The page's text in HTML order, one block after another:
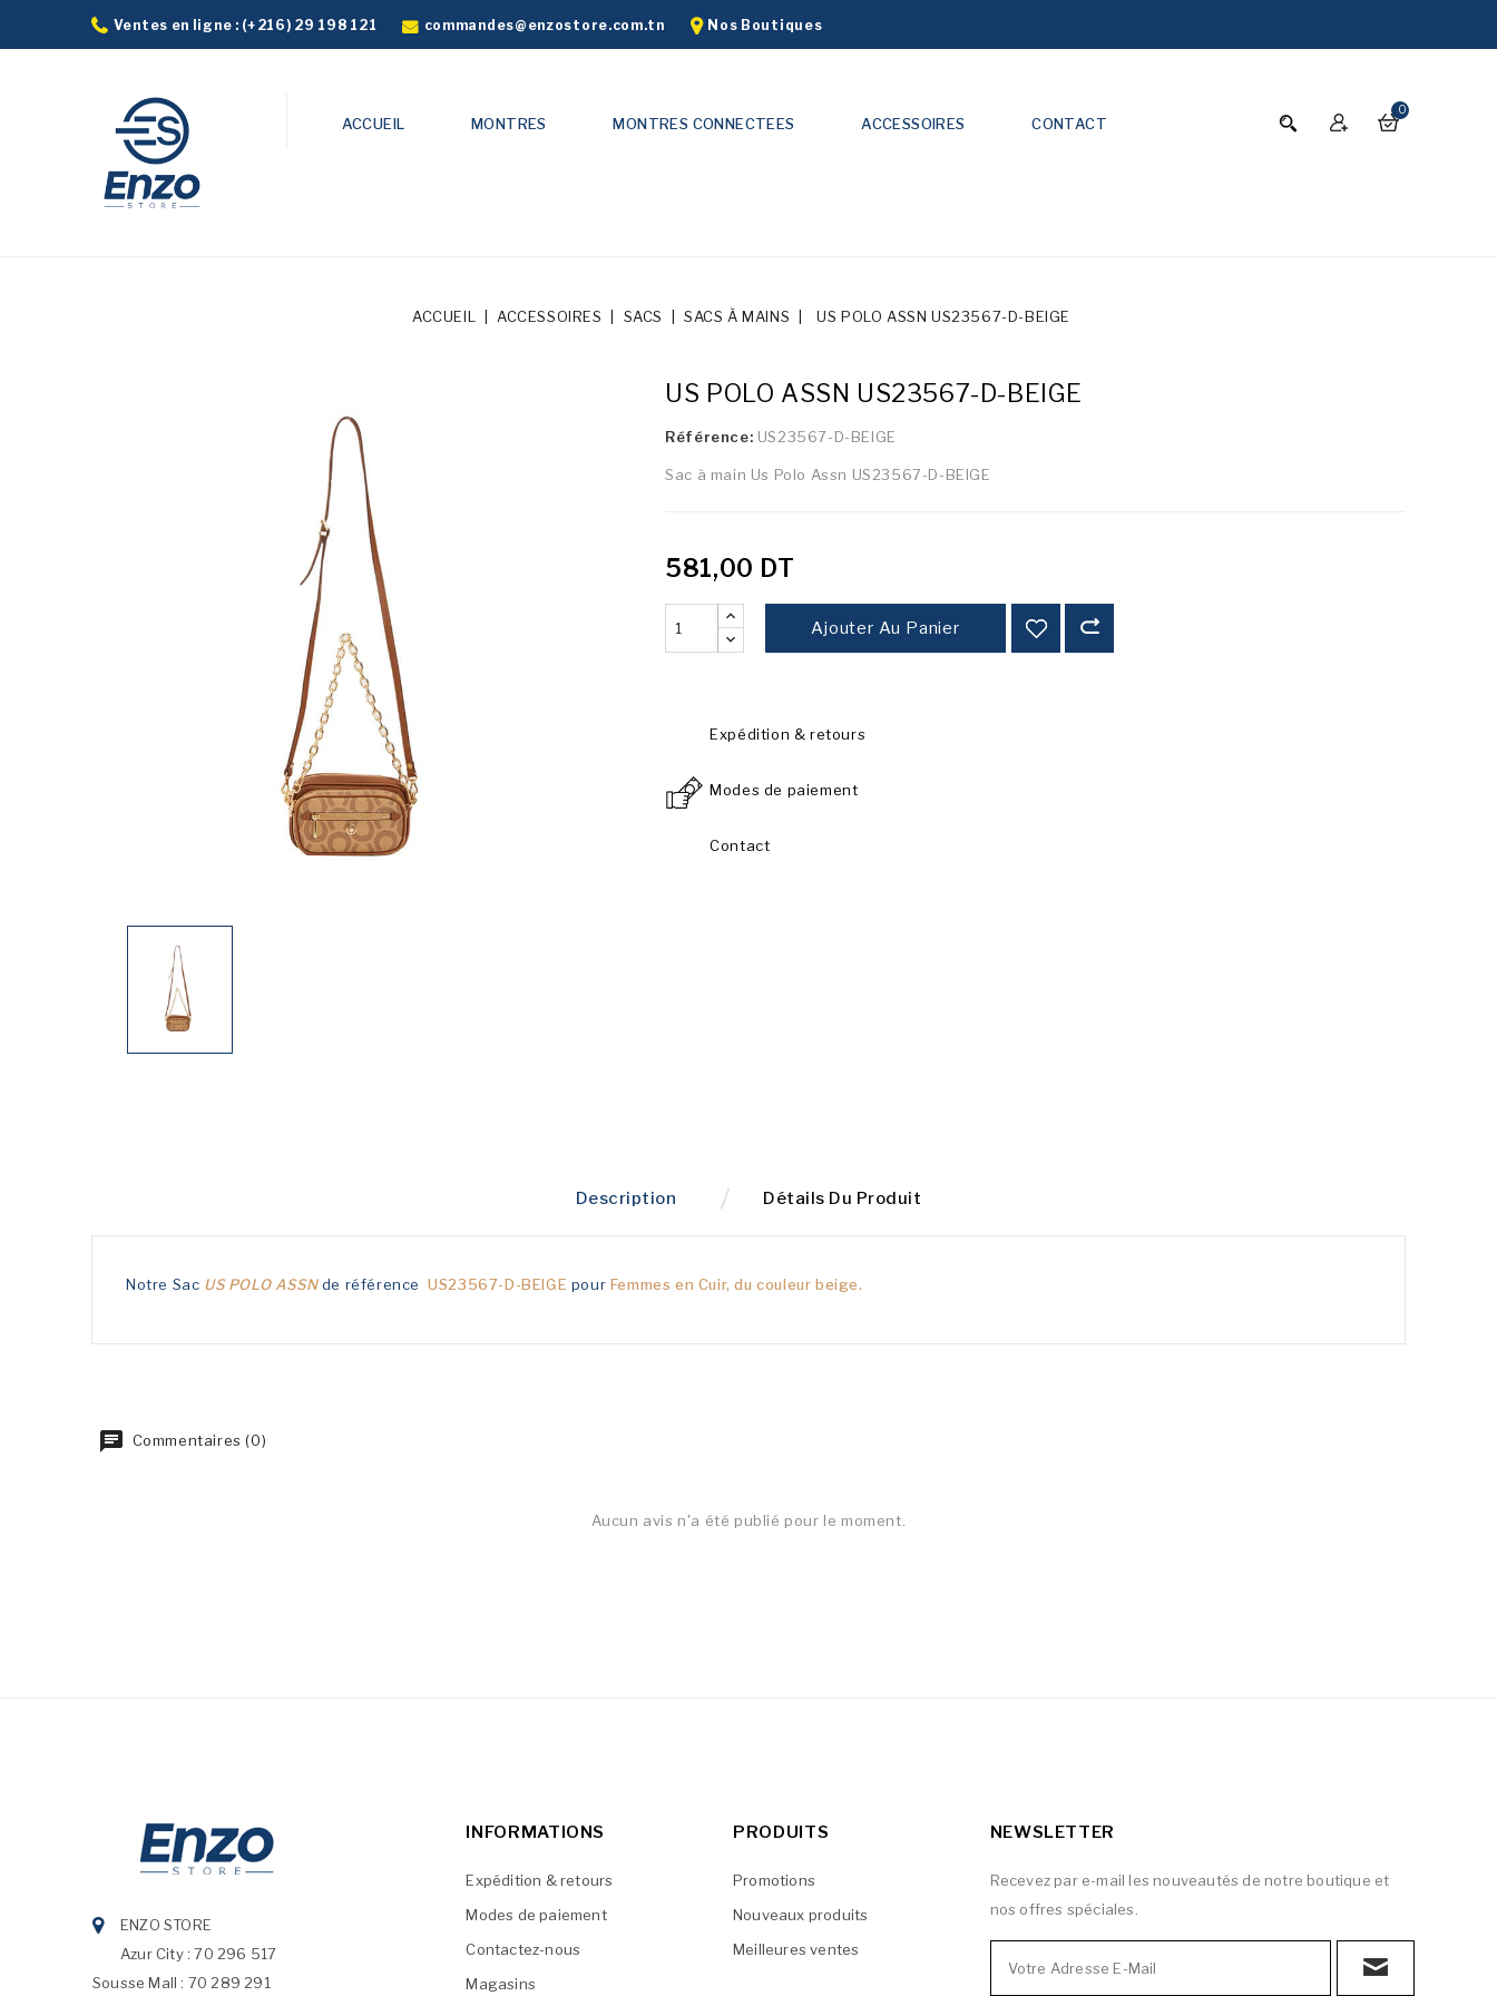
Ventes en ligne : (+216) 29 198 121 commandes@enzostore.com.tn Nos Boutiques
0
ACCUEIL MONTRES MONTRES CONNECTEES ACCESSOIRES CONTACT
ACCUEIL ACCESSOIRES SACS SACS À MAINS US POLO ASSN US23567-D-BEIGE
US POLO ASSN US23567-D-BEIGE
Référence: US23567-D-BEIGE
Sac à main Us Polo Assn US23567-D-BEIGE
581,00 DT
Ajouter Au Panier
Expédition & retours
Modes de paiement
Contact
Description Détails Du Produit
Notre Sac US POLO ASSNde référenceUS23567-D-BEIGE pour Femmes en Cuir,du couleurbeige.
Commentaires (0)
Aucun avis n'a été publié pour le moment.
ENZO STORE
Azur City : 70 296 517
Sousse Mall : 70 289 291
INFORMATIONS
Expédition & retours
Modes de paiement
Contactez-nous
Magasins
PRODUITS
Promotions
Nouveaux produits
Meilleures ventes
NEWSLETTER
Recevez par e-mail les nouveautés de notre boutique et
nos offres spéciales.